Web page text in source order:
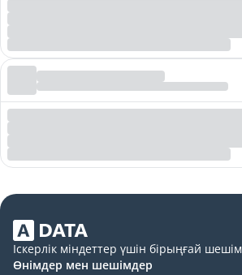
Іскерлік міндеттер үшін бірыңғай шешім
Өнімдер мен шешімдер